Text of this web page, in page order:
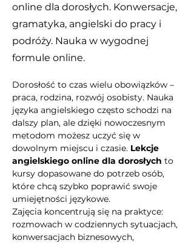
online dla dorosłych. Konwersacje,
gramatyka, angielski do pracy i
podróży. Nauka w wygodnej
formule online.
Dorosłość to czas wielu obowiązków –
praca, rodzina, rozwój osobisty. Nauka
języka angielskiego często schodzi na
dalszy plan, ale dzięki nowoczesnym
metodom możesz uczyć się w
dowolnym miejscu i czasie. Lekcje
angielskiego online dla dorosłych to
kursy dopasowane do potrzeb osób,
które chcą szybko poprawić swoje
umiejętności językowe.
Zajęcia koncentrują się na praktyce:
rozmowach w codziennych sytuacjach,
konwersacjach biznesowych,